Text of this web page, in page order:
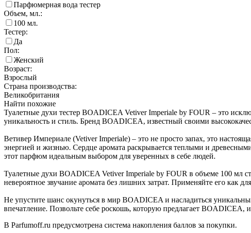
Парфюмерная вода тестер
Объем, мл.:
100 мл.
Тестер:
Да
Пол:
Женский
Возраст:
Взрослый
Страна производства:
Великобритания
Найти похожие
Туалетные духи тестер BOADICEA Vetiver Imperiale by FOUR – это
уникальность и стиль. Бренд BOADICEA, известный своими
Ветивер Империале (Vetiver Imperiale) – это не просто запах, это
энергией и жизнью. Сердце аромата раскрывается теплыми и
этот парфюм идеальным выбором для уверенных в себе людей.
Туалетные духи BOADICEA Vetiver Imperiale by FOUR в объеме 100 мл
невероятное звучание аромата без лишних затрат. Применяйте его как
Не упустите шанс окунуться в мир BOADICEA и насладиться
впечатление. Позвольте себе роскошь, которую предлагает BOADICEA,
В Parfumoff.ru предусмотрена система накопления баллов за покупки.